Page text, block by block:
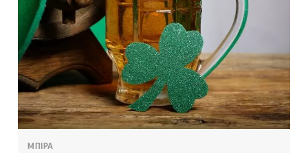
ΜΠΙΡΑ